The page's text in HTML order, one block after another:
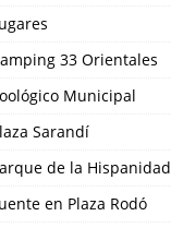
33 Orientales
Municipal
Sarandí
de la Hispanidad
en Plaza Rodó